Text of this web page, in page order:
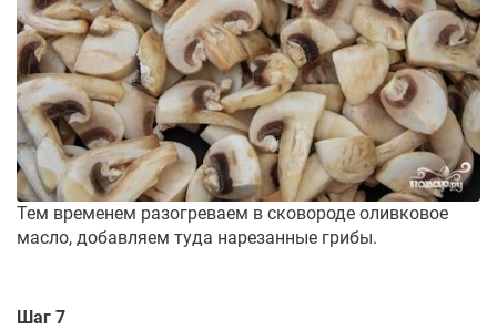
Тем временем разогреваем в сковороде оливковое
масло, добавляем туда нарезанные грибы.
Шаг 7